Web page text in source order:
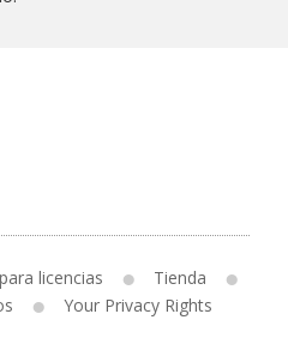
licencias
Tienda
Your Privacy Rights